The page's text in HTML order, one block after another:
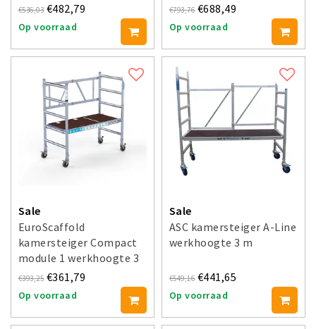
€536,03 €482,79
Op voorraad
€793,76 €688,49
Op voorraad
Sale
EuroScaffold
kamersteiger Compact
module 1 werkhoogte 3
m
€393,25 €361,79
Op voorraad
Sale
ASC kamersteiger A-Line
werkhoogte 3 m
€549,16 €441,65
Op voorraad